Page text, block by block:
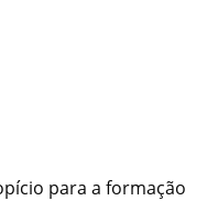
para a formação